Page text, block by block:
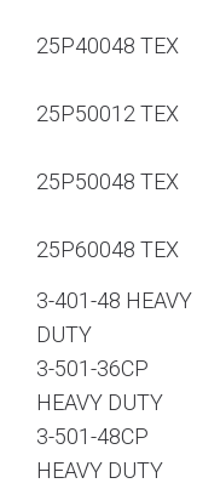
25P40048 TEX
25P50012 TEX
25P50048 TEX
25P60048 TEX
3-401-48 HEAVY
DUTY
3-501-36CP
HEAVY DUTY
3-501-48CP
HEAVY DUTY